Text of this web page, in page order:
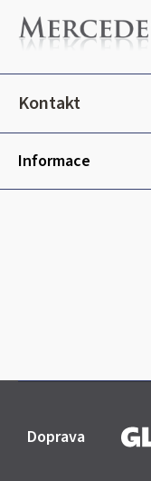
a
í
Kontakt
Informace
Doprava